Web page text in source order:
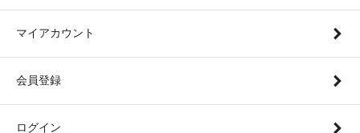
マイアカウント
会員登録
ログイン